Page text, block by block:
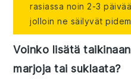
rasiassa noin 2-3
jolloin ne säilyvät
Voinko lisätä
marjoja tai suklaata?